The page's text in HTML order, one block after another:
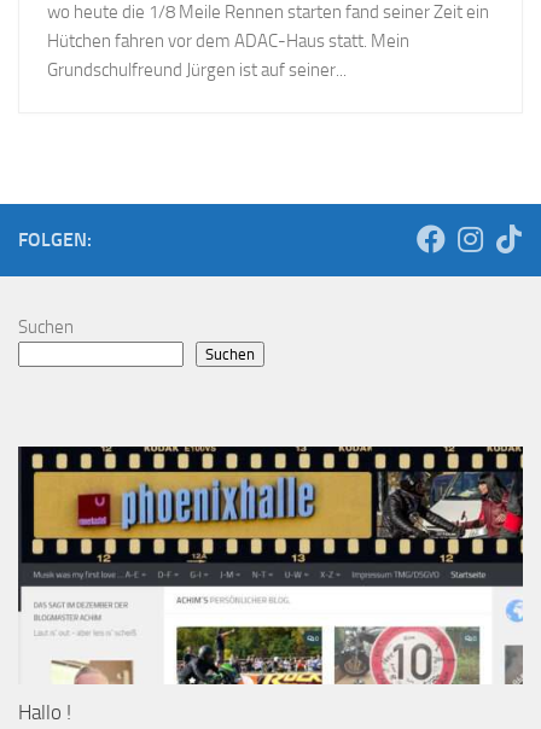
wo heute die 1/8 Meile Rennen starten fand seiner Zeit ein
Hütchen fahren vor dem ADAC-Haus statt. Mein
Grundschulfreund Jürgen ist auf seiner...
FOLGEN:
Suchen
Suchen
Hallo !